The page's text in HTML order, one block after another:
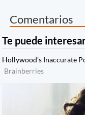
Comentarios